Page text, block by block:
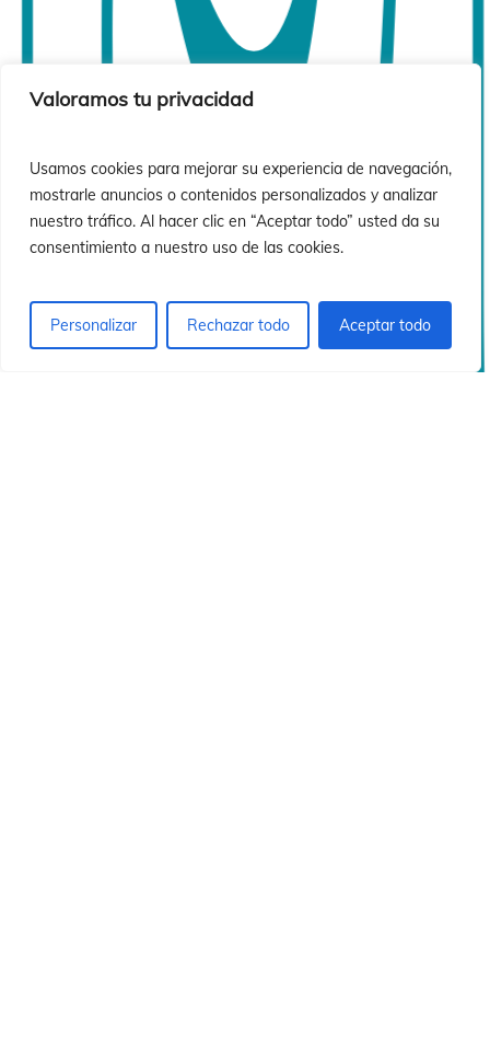
Valoramos tu privacidad
Usamos cookies para mejorar su experiencia de navegación,
mostrarle anuncios o contenidos personalizados y analizar
nuestro tráfico. Al hacer clic en “Aceptar todo” usted da su
consentimiento a nuestro uso de las cookies.
Personalizar Rechazar todo Aceptar todo